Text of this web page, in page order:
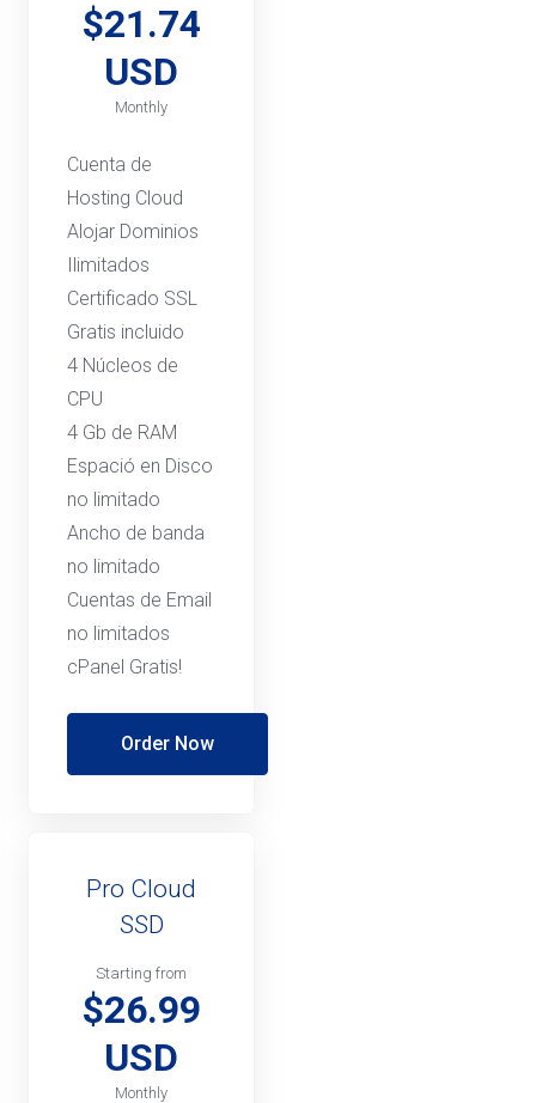
$21.74
USD
Monthly
Cuenta de
Hosting Cloud
Alojar Dominios
Ilimitados
Certificado SSL
Gratis incluido
4 Núcleos de
CPU
4 Gb de RAM
Espació en Disco
no limitado
Ancho de banda
no limitado
Cuentas de Email
no limitados
cPanel Gratis!
Order Now
Pro Cloud
SSD
Starting from
$26.99
USD
Monthly